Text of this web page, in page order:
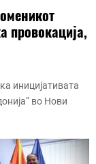
провокација,
иницијативата
во Нови